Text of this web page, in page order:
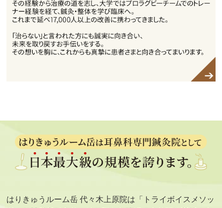
はりきゅうルーム岳 代々木上原院は「トライボイスメソッ